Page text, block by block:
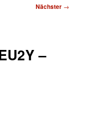
Nächster →
–